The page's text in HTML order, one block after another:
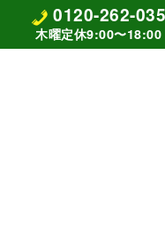
0120-262-035
木曜定休9:00〜18:00